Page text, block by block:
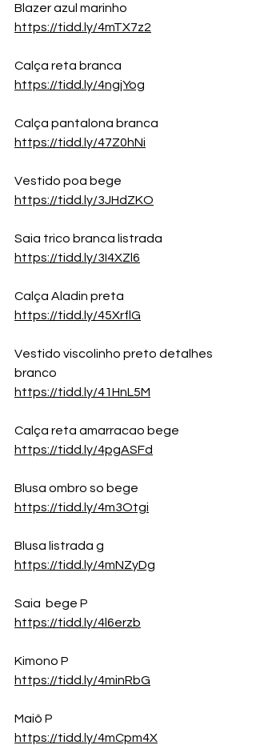
Blazer azul marinho
https://tidd.ly/4mTX7z2
Calça reta branca
https://tidd.ly/4ngjYog
Calça pantalona branca
https://tidd.ly/47Z0hNi
Vestido poa bege
https://tidd.ly/3JHdZKO
Saia trico branca listrada
https://tidd.ly/3I4XZl6
Calça Aladin preta
https://tidd.ly/45XrflG
Vestido viscolinho preto detalhes
branco
https://tidd.ly/41HnL5M
Calça reta amarracao bege
https://tidd.ly/4pgASFd
Blusa ombro so bege
https://tidd.ly/4m3Otgi
Blusa listrada g
https://tidd.ly/4mNZyDg
Saia  bege P
https://tidd.ly/4l6erzb
Kimono P
https://tidd.ly/4minRbG
Maiô P
https://tidd.ly/4mCpm4X